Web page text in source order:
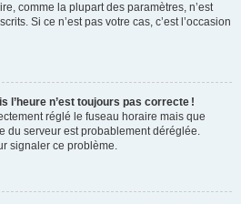
comme la plupart des paramètres, n’est
Si ce n’est pas votre cas, c’est l’occasion
l’heure n’est toujours pas correcte !
réglé le fuseau horaire mais que
du serveur est probablement déréglée.
signaler ce problème.